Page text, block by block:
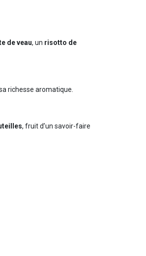
de veau, un risotto de
richesse aromatique.
, fruit d’un savoir-faire